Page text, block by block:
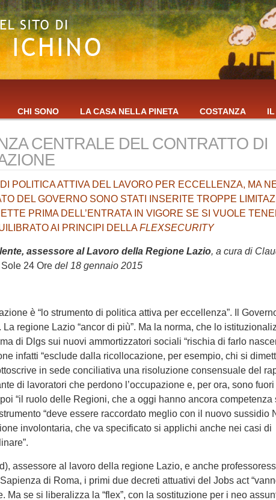
CHI SONO LA CASA NELLA PINETA COSTANZA
CENTRALE DEL CONTRATTO DI
POLITICA ATTIVA DEL LAVORO PER ECCELLENZA, MA
DEL GOVERNO SONO STATI INSERITE TROPPE
PRIMA DELL’ENTRATA IN VIGORE SE SI VUOLE
AI PRINCIPI DELLAFLEXSECURITY
assessore al Lavoro della Regione Lazio, a cura di
Sole 24 Ore del 18 gennaio 2015
è “lo strumento di politica attiva per eccellenza”. Il
La regione Lazio “ancor di più”. Ma la norma, che lo
di Dlgs sui nuovi ammortizzatori sociali “rischia di farlo
infatti “esclude dalla ricollocazione, per esempio, chi si
in sede conciliativa una risoluzione consensuale del
di lavoratori che perdono l’occupazione e, per ora, sono
“il ruolo delle Regioni, che a oggi hanno ancora competenza
“deve essere raccordato meglio con il nuovo sussidio
involontaria, che va specificato si applichi anche nei casi di
assessore al lavoro della regione Lazio, e anche
di Roma, i primi due decreti attuativi del Jobs act
Ma se si liberalizza la “flex”, con la sostituzione per i neo